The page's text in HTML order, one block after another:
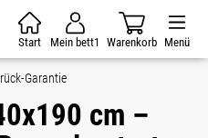
Start Mein bett1 Warenkorb Menü
Garantie
cm –